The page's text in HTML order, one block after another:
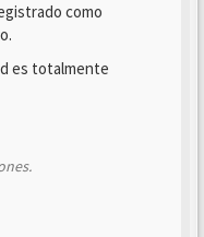
como
es totalmente